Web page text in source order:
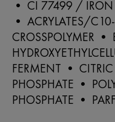
• CI 77499 / IRON
• ACRYLATES/
CROSSPOLYMER •
FERMENT •
PHOSPHATE •
PHOSPHATE •